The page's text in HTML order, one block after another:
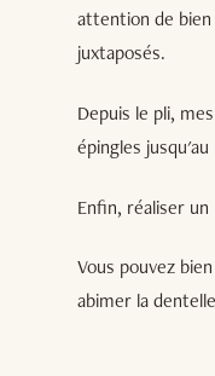
attention de bien
juxtaposés.
Depuis le pli,
épingles
Enfin, réaliser
Vous pouvez
abimer la